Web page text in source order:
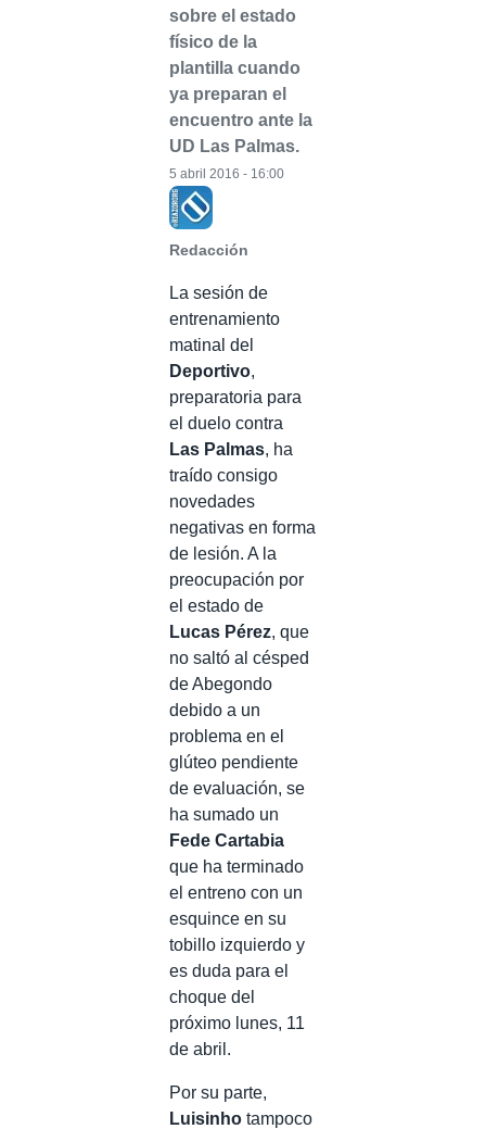
sobre el estado
físico de la
plantilla cuando
ya preparan el
encuentro ante la
UD Las Palmas.
Redacción
5 abril 2016 - 16:00
La sesión de
entrenamiento
matinal del
Deportivo,
preparatoria para
el duelo contra
Las Palmas, ha
traído consigo
novedades
negativas en forma
de lesión. A la
preocupación por
el estado de
Lucas Pérez, que
no saltó al césped
de Abegondo
debido a un
problema en el
glúteo pendiente
de evaluación, se
ha sumado un
Fede Cartabia
que ha terminado
el entreno con un
esquince en su
tobillo izquierdo y
es duda para el
choque del
próximo lunes, 11
de abril.
Por su parte,
Luisinho tampoco